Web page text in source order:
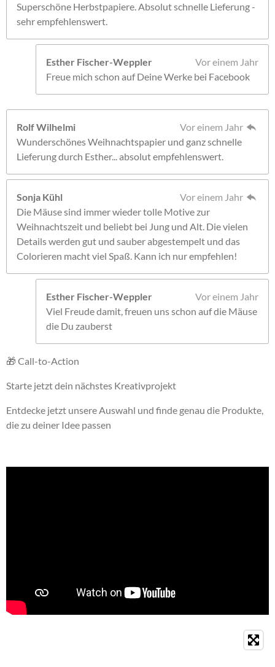
Superschöne Herbstpapiere. Absolut schnelle Lieferung -
sehr empfehlenswert.
Esther Fischer-Weppler
Vor einem Jahr
Freue mich schon auf Deine Werke bei Facebook
Rolf Wilhelmi
Vor einem Jahr
Wunderschönes Weihnachtspapier und ganz schnelle
Lieferung durch Esther... absolut empfehlenswert.
Sonja Kühl
Vor einem Jahr
Die Mäuse sind immer wieder tolle Motive zur
Weihnachtszeit und beliebt bei Jung und Alt. Die vielen
Details werden gut und sauber abgestempelt und das
Colorieren macht viel Spaß. Kann ich nur empfehlen!
Esther Fischer-Weppler
Vor einem Jahr
Viel Freude damit, freuen uns schon auf die Mäuse
die Du zauberst
🎁 Call-to-Action
Starte jetzt dein nächstes Kreativprojekt
Entdecke jetzt unsere Auswahl und finde genau die Produkte,
die zu deiner Idee passen